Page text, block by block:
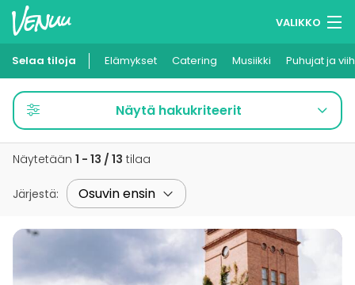
VALIKKO
Muistilistasi
Kirjaudu
Suomi
Selaa tiloja Elämykset Catering Musiikki Puhujat ja
Näytä hakukriteerit
Näytetään 1 - 13 / 13 tilaa
Järjestä: